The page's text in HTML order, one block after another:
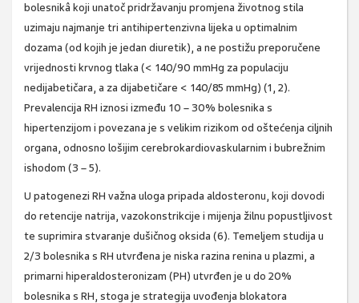
bolesnikâ koji unatoč pridržavanju promjena životnog stila
uzimaju najmanje tri antihipertenzivna lijeka u optimalnim
dozama (od kojih je jedan diuretik), a ne postižu preporučene
vrijednosti krvnog tlaka (< 140/90 mmHg za populaciju
nedijabetičara, a za dijabetičare < 140/85 mmHg) (1, 2).
Prevalencija RH iznosi između 10 – 30% bolesnika s
hipertenzijom i povezana je s velikim rizikom od oštećenja ciljnih
organa, odnosno lošijim cerebrokardiovaskularnim i bubrežnim
ishodom (3 – 5).
U patogenezi RH važna uloga pripada aldosteronu, koji dovodi
do retencije natrija, vazokonstrikcije i mijenja žilnu popustljivost
te suprimira stvaranje dušičnog oksida (6). Temeljem studija u
2/3 bolesnika s RH utvrđena je niska razina renina u plazmi, a
primarni hiperaldosteronizam (PH) utvrđen je u do 20%
bolesnika s RH, stoga je strategija uvođenja blokatora